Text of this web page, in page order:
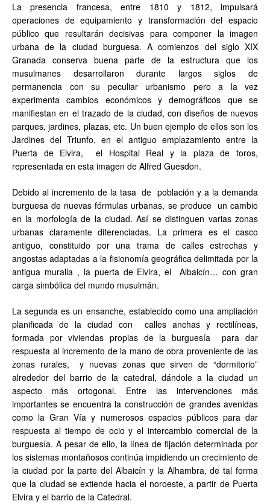
La presencia francesa, entre 1810 y 1812, impulsará
operaciones de equipamiento y transformación del espacio
público que resultarán decisivas para componer la imagen
urbana de la ciudad burguesa. A comienzos del siglo XIX
Granada conserva buena parte de la estructura que los
musulmanes desarrollaron durante largos siglos de
permanencia con su peculiar urbanismo pero a la vez
experimenta cambios económicos y demográficos que se
manifiestan en el trazado de la ciudad, con diseños de nuevos
parques, jardines, plazas, etc. Un buen ejemplo de ellos son los
Jardines del Triunfo, en el antiguo emplazamiento entre la
Puerta de Elvira, el Hospital Real y la plaza de toros,
representada en esta imagen de Alfred Guesdon.
Debido al incremento de la tasa de población y a la demanda
burguesa de nuevas fórmulas urbanas, se produce un cambio
en la morfología de la ciudad. Así se distinguen varias zonas
urbanas claramente diferenciadas. La primera es el casco
antiguo, constituido por una trama de calles estrechas y
angostas adaptadas a la fisionomía geográfica delimitada por la
antigua muralla , la puerta de Elvira, el Albaicín… con gran
carga simbólica del mundo musulmán.
La segunda es un ensanche, establecido como una ampliación
planificada de la ciudad con calles anchas y rectilíneas,
formada por viviendas propias de la burguesía para dar
respuesta al incremento de la mano de obra proveniente de las
zonas rurales, y nuevas zonas que sirven de “dormitorio”
alrededor del barrio de la catedral, dándole a la ciudad un
aspecto más ortogonal. Entre las intervenciones más
importantes se encuentra la construcción de grandes avenidas
como la Gran Vía y numerosos espacios públicos para dar
respuesta al tiempo de ocio y el intercambio comercial de la
burguesía. A pesar de ello, la línea de fijación determinada por
los sistemas montañosos continúa impidiendo un crecimiento de
la ciudad por la parte del Albaicín y la Alhambra, de tal forma
que la ciudad se extiende hacia el noroeste, a partir de Puerta
Elvira y el barrio de la Catedral.